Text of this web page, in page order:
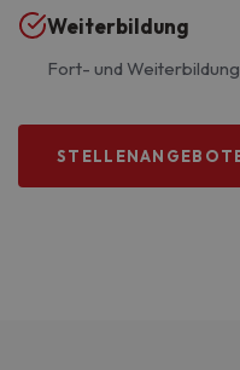
Weiterbildung
Fort- und Weiterbildung